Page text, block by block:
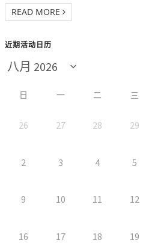
READ MORE
近期活动日历
日 一 二 三
26 27 28 29
2 3 4 5
9 10 11 12
16 17 18 19